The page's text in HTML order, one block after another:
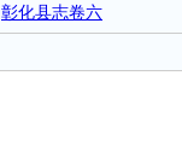
彰化县志卷六